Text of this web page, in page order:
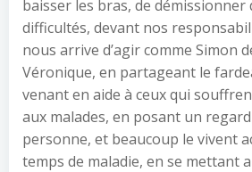
baisser les bras, de démissionner
difficultés, devant nos
nous arrive d’agir comme Simon
Véronique, en partageant le
venant en aide à ceux qui
aux malades, en posant un
personne, et beaucoup le vivent
temps de maladie, en se mettant